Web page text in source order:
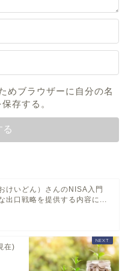
めブラウザーに自分の名
存する。
けいどん）さんのNISA入門
出口戦略を提供する内容に...
在)